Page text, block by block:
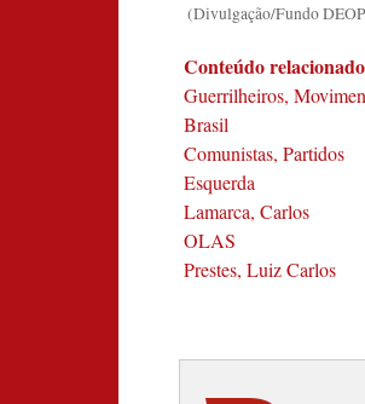
(Divulgação/Fundo
Conteúdo relacionado
Guerrilheiros,
Brasil
Comunistas, Partidos
Esquerda
Lamarca, Carlos
OLAS
Prestes, Luiz Carlos